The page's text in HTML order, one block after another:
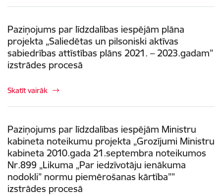
Paziņojums par līdzdalības iespējām plāna
projekta „Saliedētas un pilsoniski aktīvas
sabiedrības attīstības plāns 2021. – 2023.gadam”
izstrādes procesā
Skatīt vairāk
Paziņojums par līdzdalības iespējām Ministru
kabineta noteikumu projekta „Grozījumi Ministru
kabineta 2010.gada 21.septembra noteikumos
Nr.899 „Likuma „Par iedzīvotāju ienākuma
nodokli” normu piemērošanas kārtība””
izstrādes procesā